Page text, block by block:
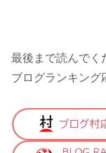
最後まで読んでく
ブログランキング